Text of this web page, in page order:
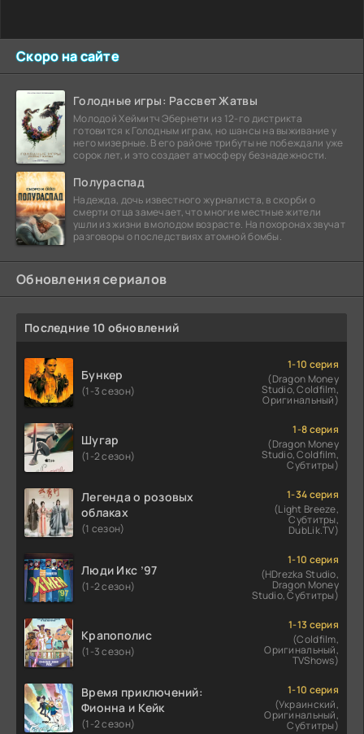
Скоро на сайте
Голодные игры: Рассвет Жатвы
Молодой Хеймитч Эбернети из 12-го дистрикта
готовится к Голодным играм, но шансы на выживание у
него мизерные. В его районе трибуты не побеждали уже
сорок лет, и это создает атмосферу безнадежности.
Полураспад
Надежда, дочь известного журналиста, в скорби о
смерти отца замечает, что многие местные жители
ушли из жизни в молодом возрасте. На похоронах звучат
разговоры о последствиях атомной бомбы.
Обновления сериалов
Последние 10 обновлений
Бункер
(1-3 сезон)
1-10 серия
(Dragon Money
Studio, Coldfilm,
Оригинальный)
Шугар
(1-2 сезон)
1-8 серия
(Dragon Money
Studio, Coldfilm,
Субтитры)
Легенда о розовых
облаках
(1 сезон)
1-34 серия
(Light Breeze,
Субтитры,
DubLik.TV)
Люди Икс ’97
(1-2 сезон)
1-10 серия
(HDrezka Studio,
Dragon Money
Studio, Субтитры)
Крапополис
(1-3 сезон)
1-13 серия
(Coldfilm,
Оригинальный,
TVShows)
Время приключений:
Фионна и Кейк
(1-2 сезон)
1-10 серия
(Украинский,
Оригинальный,
Субтитры)